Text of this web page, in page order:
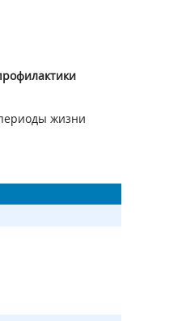
жизни